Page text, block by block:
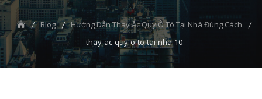
Blog
Hướng Dẫn Thay Ắc Quy Ô Tô Tại Nhà Đúng Cách
thay-ac-quy-o-to-tai-nha-10